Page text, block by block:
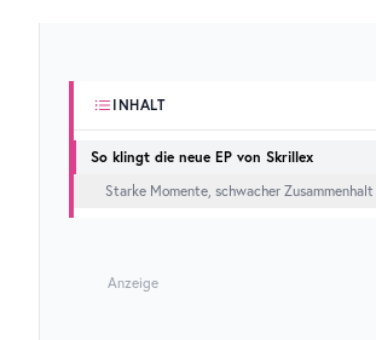
INHALT
So klingt die neue EP von Skrillex
Starke Momente, schwacher Zusammenhalt
Anzeige